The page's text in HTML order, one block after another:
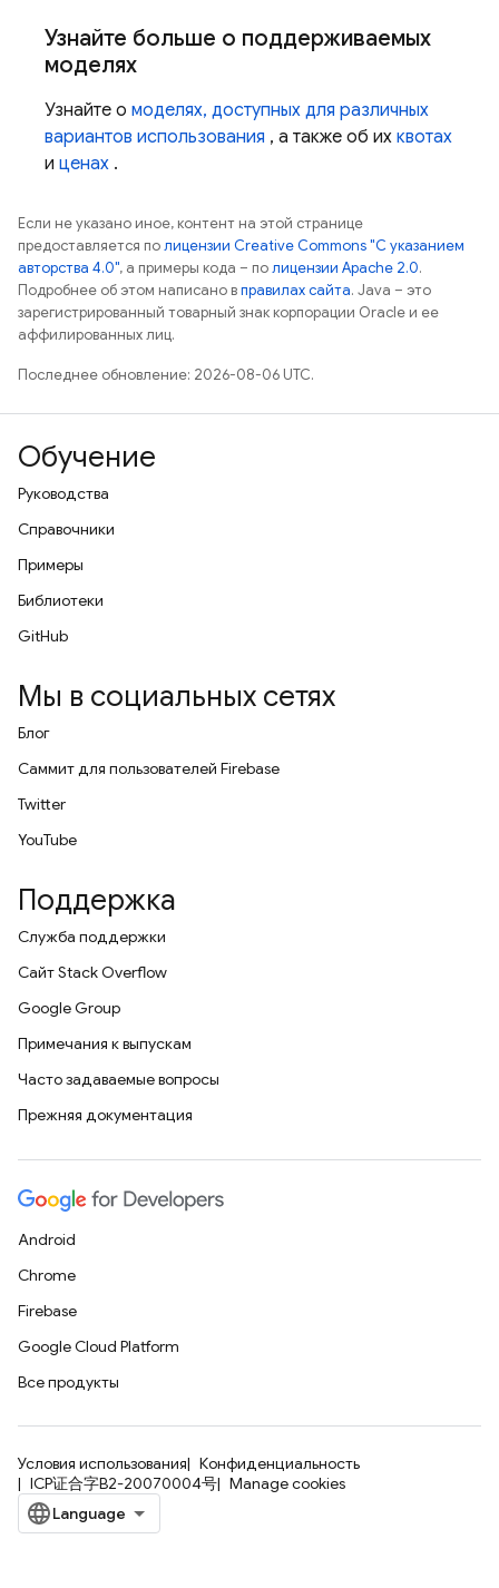
Узнайте больше о поддерживаемых
моделях
Узнайте о моделях, доступных для различных
вариантов использования , а также об их квотах
и ​​ценах .
Если не указано иное, контент на этой странице
предоставляется полицензии Creative Commons "С указанием
авторства 4.0", а примеры кода – полицензии Apache 2.0.
Подробнее об этом написано вправилах сайта. Java – это
зарегистрированный товарный знак корпорации Oracle и ее
аффилированных лиц.
Последнее обновление: 2026-08-06 UTC.
Обучение
Руководства
Справочники
Примеры
Библиотеки
GitHub
Мы в социальных сетях
Блог
Саммит для пользователей Firebase
Twitter
YouTube
Поддержка
Служба поддержки
Сайт Stack Overflow
Google Group
Примечания к выпускам
Часто задаваемые вопросы
Прежняя документация
Android
Chrome
Firebase
Google Cloud Platform
Все продукты
Условия использования
Конфиденциальность
ICP证合字B2-20070004号
Manage cookies